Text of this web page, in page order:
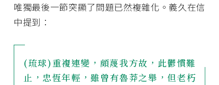
唯獨最後一節突顯了問題已然複雜化。義久在信
中提到：
(琉球)重複連變，頗蔑我方故，此鬱慣難
止，忠恆年輕，雖曾有魯莽之舉，但老朽